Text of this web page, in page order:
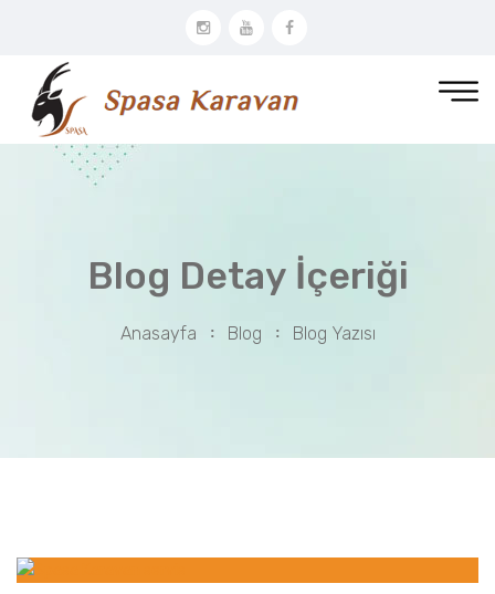
Blog Detay İçeriği
Anasayfa Blog Blog Yazısı